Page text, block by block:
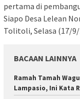
pertama di
Siapo Desa Lelean
Tolitoli, Selasa (17/9/
BACAAN LAINNYA
Ramah Tamah
Lampasio, Ini Kata